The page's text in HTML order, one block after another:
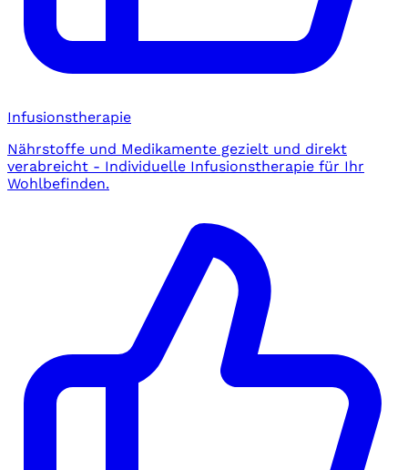
Infusionstherapie
Nährstoffe und Medikamente gezielt und direkt
verabreicht - Individuelle Infusionstherapie für Ihr
Wohlbefinden.